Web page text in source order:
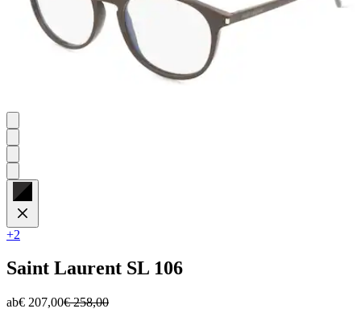
+2
Saint Laurent SL 106
ab€ 207,00€ 258,00